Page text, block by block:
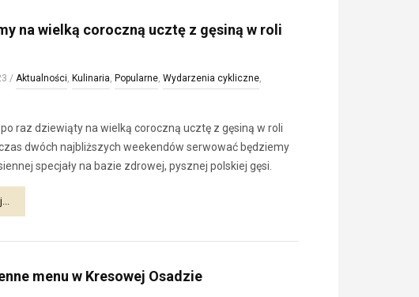
na wielką coroczną ucztę z gęsiną w roli
/ Aktualności, Kulinaria, Popularne, Wydarzenia cykliczne,
raz dziewiąty na wielką coroczną ucztę z gęsiną w roli
dwóch najbliższych weekendów serwować będziemy
specjały na bazie zdrowej, pysznej polskiej gęsi.
menu w Kresowej Osadzie